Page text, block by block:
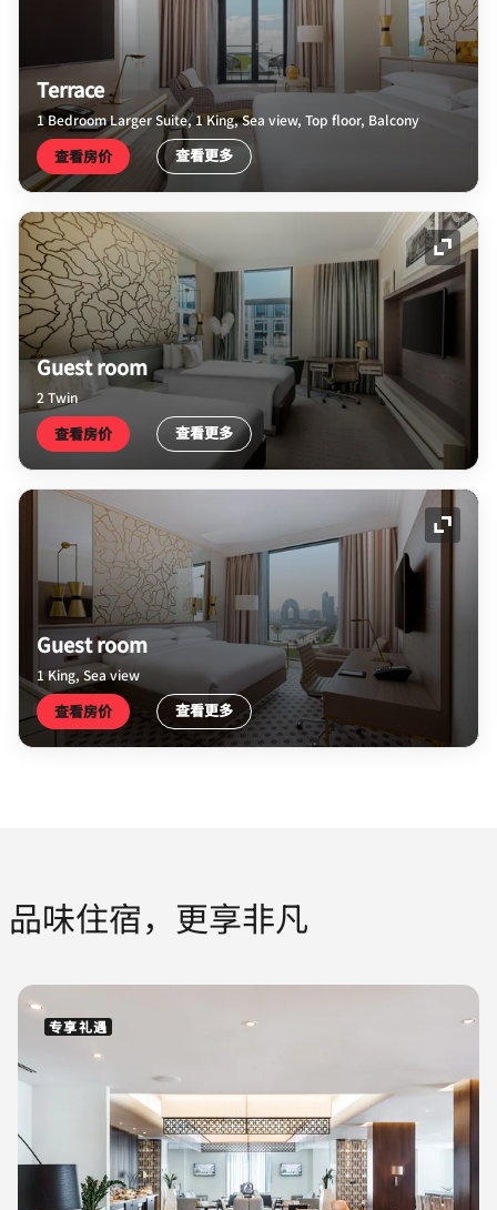
Terrace
1 Bedroom Larger Suite, 1 King, Sea view, Top floor, Balcony
查看房价 查看更多
展开
Guest room
2 Twin
查看房价 查看更多
展开
Guest room
1 King, Sea view
查看房价 查看更多
品味住宿，更享非凡
专享礼遇